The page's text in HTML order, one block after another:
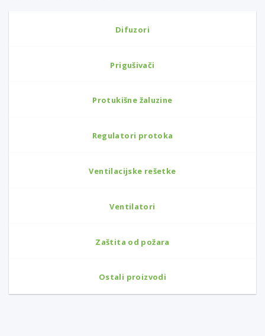
Difuzori
Prigušivači
Protukišne žaluzine
Regulatori protoka
Ventilacijske rešetke
Ventilatori
Zaštita od požara
Ostali proizvodi